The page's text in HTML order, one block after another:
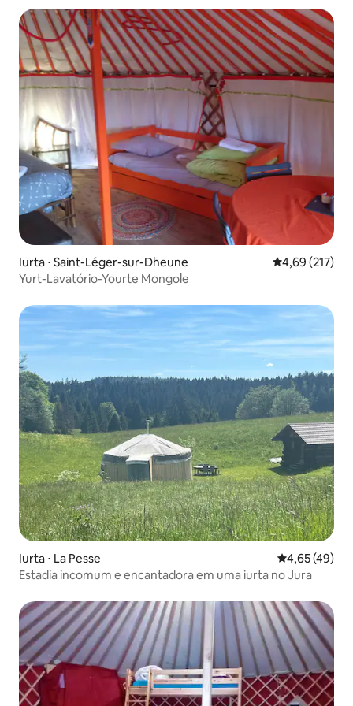
Iurta ⋅ Saint-Léger-sur-Dheune 4,69 de uma
4,69 (217)
Yurt-Lavatório-Yourte Mongole
Iurta ⋅ La Pesse 4,65 de uma
4,65 (49)
Estadia incomum e encantadora em uma iurta no Jura